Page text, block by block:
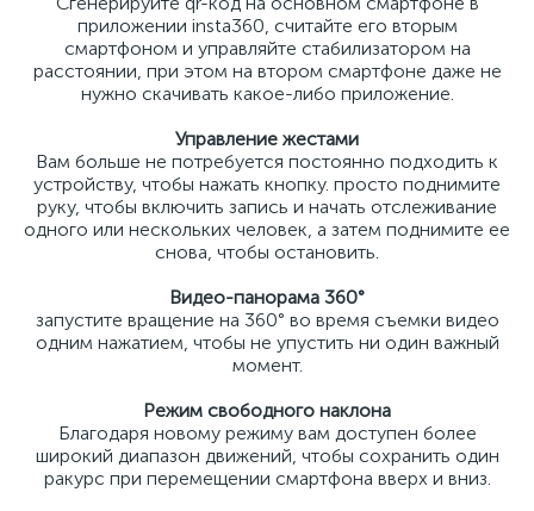
приложении insta360, считайте его вторым
смартфоном и управляйте стабилизатором на
расстоянии, при этом на втором смартфоне даже не
нужно скачивать какое-либо приложение.
Управление жестами
Вам больше не потребуется постоянно подходить к
устройству, чтобы нажать кнопку. просто поднимите
руку, чтобы включить запись и начать отслеживание
одного или нескольких человек, а затем поднимите ее
снова, чтобы остановить.
Видео-панорама 360°
запустите вращение на 360° во время съемки видео
одним нажатием, чтобы не упустить ни один важный
момент.
Режим свободного наклона
Благодаря новому режиму вам доступен более
широкий диапазон движений, чтобы сохранить один
ракурс при перемещении смартфона вверх и вниз.